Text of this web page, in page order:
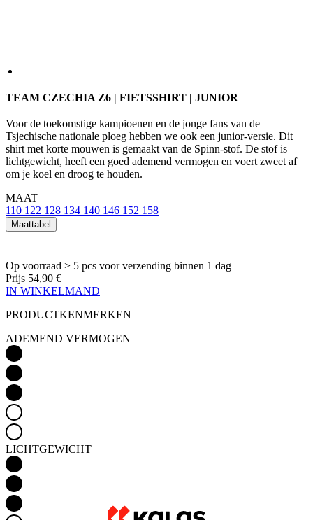
TEAM CZECHIA Z6 | FIETSSHIRT | JUNIOR
Voor de toekomstige kampioenen en de jonge fans van de
Tsjechische nationale ploeg hebben we ook een junior-versie. Dit
shirt met korte mouwen is gemaakt van de Spinn-stof. De stof is
lichtgewicht, heeft een goed ademend vermogen en voert zweet af
om je koel en droog te houden.
MAAT
110 122 128 134 140 146 152 158
Maattabel
Op voorraad > 5 pcs voor verzending binnen 1 dag
Prijs 54,90 €
IN WINKELMAND
PRODUCTKENMERKEN
ADEMEND VERMOGEN
LICHTGEWICHT